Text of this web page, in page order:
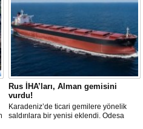
Rus İHA’ları, Alman gemisini
vurdu!
Karadeniz’de ticari gemilere yönelik
saldırılara bir yenisi eklendi. Odesa